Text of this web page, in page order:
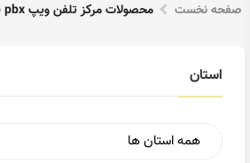
صفحه نخست محصولات مرکز تلفن ویپ pbx voip pbx
استان